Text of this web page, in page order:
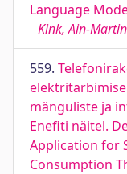
Language
Kink, Ain-Martin
559.
mänguliste ja
Enefiti näitel.
Application for
Consumption